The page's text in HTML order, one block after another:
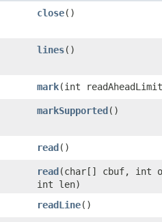
close()
lines()
mark(int
markSupported()
read()
read(char[] cbuf, int
int len)
readLine()